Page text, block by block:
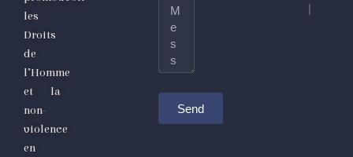
les
Droits
de
l’Homme
et la
non-
violence
en
Message
Send